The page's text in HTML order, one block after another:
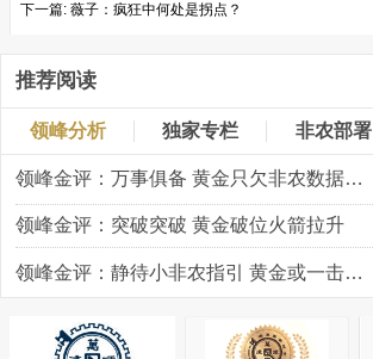
下一篇: 薇子：疯狂中何处是拐点？
推荐阅读
领峰分析 独家专栏 非农部署
领峰金评：万事俱备 黄金只欠非农数据“东风”
领峰金评：突破突破 黄金破位火箭拉升
领峰金评：静待小非农指引 黄金或一击破局